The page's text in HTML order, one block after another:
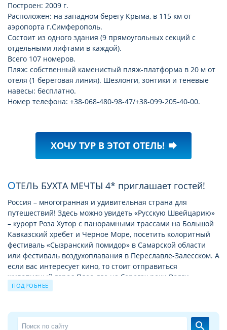
Построен: 2009 г.
Расположен: на западном берегу Крыма, в 115 км от
аэропорта г.Симферополь.
Состоит из одного здания (9 прямоугольных секций с
отдельными лифтами в каждой).
Всего 107 номеров.
Пляж: собственный каменистый пляж-платформа в 20 м от
отеля (1 береговая линия). Шезлонги, зонтики и теневые
навесы: бесплатно.
Номер телефона: +38-068-480-98-47/+38-099-205-40-00.
ХОЧУ ТУР В ЭТОТ ОТЕЛЬ! forward
ОТЕЛЬ БУХТА МЕЧТЫ 4* приглашает гостей!
Россия – многогранная и удивительная страна для
путешествий! Здесь можно увидеть «Русскую Швейцарию»
– курорт Роза Хутор с панорамными трассами на Большой
Кавказский хребет и Черное Море, посетить колоритный
фестиваль «Сызранский помидор» в Самарской области
или фестиваль воздухоплавания в Переславле-Залесском. А
если вас интересует кино, то стоит отправиться
живописный город Плес, где на берегах реки Волги
проходит интересный киноконкурс «Зеркало».
путешествий является выбор отеля. В России, в категории
ПОДРОБНЕЕ
search